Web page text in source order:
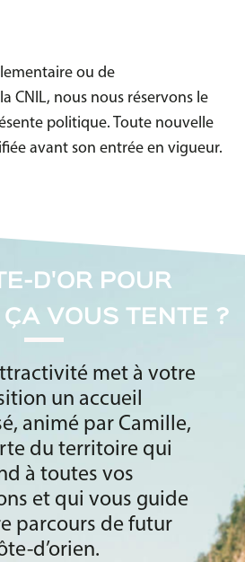
ou de
CNIL, nous nous réservons le
politique. Toute nouvelle
avant son entrée en vigueur.
D'OR POUR
ÇA VOUS TENTE ?
met à votre
un accueil
animé par Camille,
du territoire qui
à toutes vos
et qui vous guide
parcours de futur
d’orien.